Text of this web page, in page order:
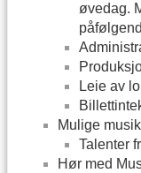
øvedag.
Leie av
Mulige
Talenter
Hør med